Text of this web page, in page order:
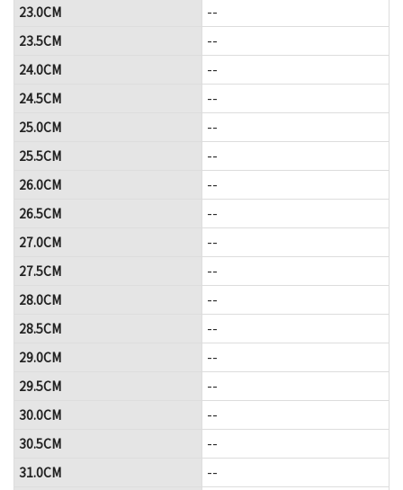
23.0CM
--
23.5CM
--
24.0CM
--
24.5CM
--
25.0CM
--
25.5CM
--
26.0CM
--
26.5CM
--
27.0CM
--
27.5CM
--
28.0CM
--
28.5CM
--
29.0CM
--
29.5CM
--
30.0CM
--
30.5CM
--
31.0CM
--